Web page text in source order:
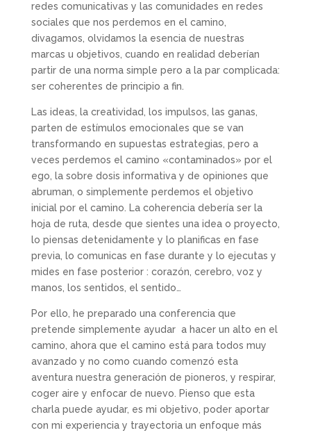
redes comunicativas y las comunidades en redes
sociales que nos perdemos en el camino,
divagamos, olvidamos la esencia de nuestras
marcas u objetivos, cuando en realidad deberían
partir de una norma simple pero a la par complicada:
ser coherentes de principio a fin.
Las ideas, la creatividad, los impulsos, las ganas,
parten de estímulos emocionales que se van
transformando en supuestas estrategias, pero a
veces perdemos el camino «contaminados» por el
ego, la sobre dosis informativa y de opiniones que
abruman, o simplemente perdemos el objetivo
inicial por el camino. La coherencia debería ser la
hoja de ruta, desde que sientes una idea o proyecto,
lo piensas detenidamente y lo planificas en fase
previa, lo comunicas en fase durante y lo ejecutas y
mides en fase posterior : corazón, cerebro, voz y
manos, los sentidos, el sentido…
Por ello, he preparado una conferencia que
pretende simplemente ayudar a hacer un alto en el
camino, ahora que el camino está para todos muy
avanzado y no como cuando comenzó esta
aventura nuestra generación de pioneros, y respirar,
coger aire y enfocar de nuevo. Pienso que esta
charla puede ayudar, es mi objetivo, poder aportar
con mi experiencia y trayectoria un enfoque más